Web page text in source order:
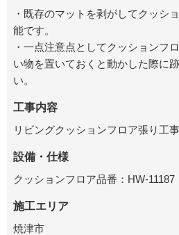
・既存のマットを剥がしてクッシ
能です。
・一点注意点としてクッションフ
い物を置いておくと動かした際に
い。
工事内容
リビングクッションフロア張り工事
設備・仕様
クッションフロア品番：HW-11187
施工エリア
焼津市